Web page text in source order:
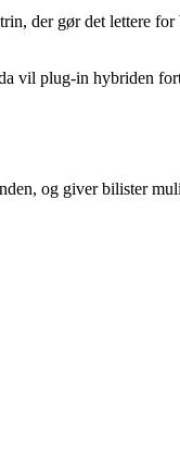
der gør det lettere
vil plug-in hybriden
og giver bilister